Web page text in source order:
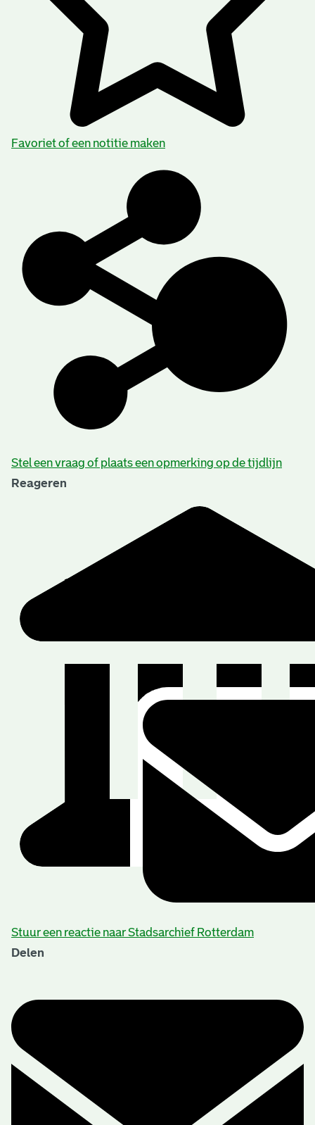
Favoriet of een notitie maken
Stel een vraag of plaats een opmerking op de tijdlijn
Reageren
Stuur een reactie naar Stadsarchief Rotterdam
Delen